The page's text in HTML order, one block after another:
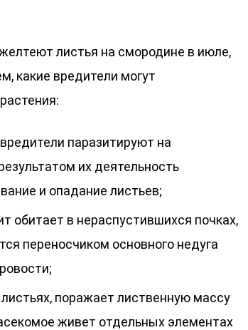
листья на смородине в июле,
какие вредители могут
паразитируют на
их деятельность
и опадание листьев;
обитает в нераспустившихся почках,
переносчиком основного недуга
поражает лиственную массу
живет отдельных элементах